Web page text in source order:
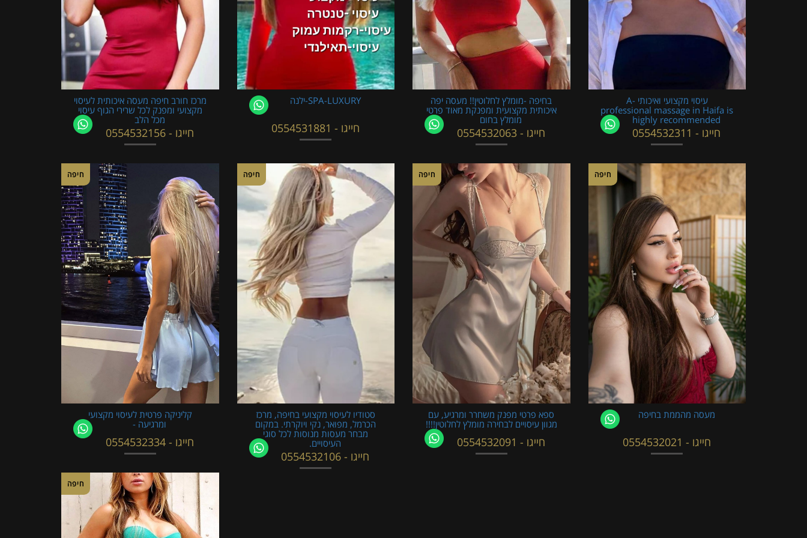
עיסוי מקצועי ואיכותי -A
professional massage in Haifa is
highly recommended
חייגו - 0554532311
בחיפה -מומלץ לחלוטין!! מעסה יפה
איכותית מקצועית ומפנקת מאוד פרטי
מומלץ בחום
חייגו - 0554532063
SPA-LUXURY-ילנה
חייגו - 0554531881
מרכז חורב חיפה מעסה איכותית לעיסוי
מקצועי ומפנק לכל שרירי הגוף עיסוי
מכל הלב
חייגו - 0554532156
חיפה
מעסה מהממת בחיפה
חייגו - 0554532021
חיפה
ספא פרטי מפנק משחרר ומרגיע, עם
מגוון עיסויים לבחירה מומלץ לחלוטין!!!!
חייגו - 0554532091
חיפה
סטודיו לעיסוי מקצועי בחיפה, מרכז
הכרמל, מפואר, נקי ויוקרתי. במקום
מבחר מעסות מנוסות לכל סוגי
העיסויים.
חייגו - 0554532106
חיפה
קליניקה פרטית לעיסוי מקצועי
ומרגיעה -
חייגו - 0554532334
חיפה